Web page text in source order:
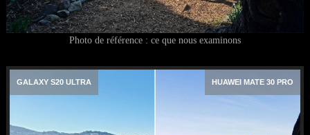
Photo de référence : ce que nous examinons
GALAXY S20 ULTRA HUAWEI MATE 30 PRO